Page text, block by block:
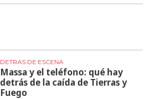
DETRAS DE ESCENA
Massa y el teléfono: qué hay
detrás de la caída de Tierras y
Fuego